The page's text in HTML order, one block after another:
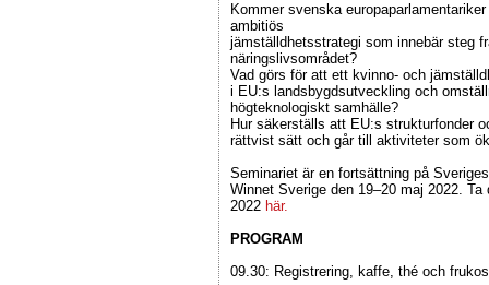
Kommer svenska
ambitiös
jämställdhetsstrategi som innebär steg
näringslivsområdet?
Vad görs för att ett kvinno- och
i EU:s landsbygdsutveckling och
högteknologiskt samhälle?
Hur säkerställs att EU:s strukturfonder
rättvist sätt och går till aktiviteter som
Seminariet är en fortsättning på
Winnet Sverige den 19–20 maj 2022.
2022 här.
PROGRAM
09.30: Registrering, kaffe, thé och